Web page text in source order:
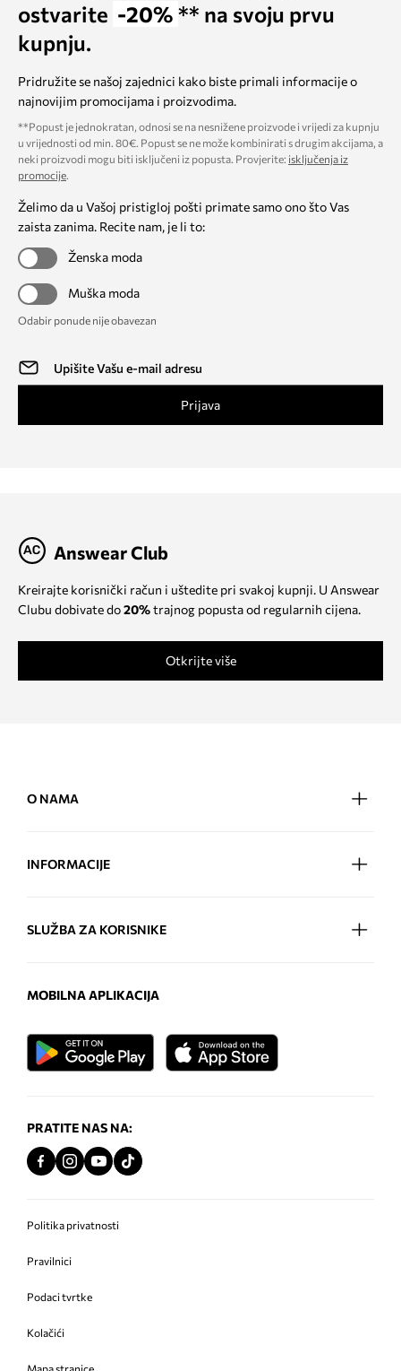
ostvarite -20% ** na svoju prvu
kupnju.
Pridružite se našoj zajednici kako biste primali informacije o
najnovijim promocijama i proizvodima.
**Popust je jednokratan, odnosi se na nesnižene proizvode i vrijedi za kupnju
u vrijednosti od min. 80€. Popust se ne može kombinirati s drugim akcijama, a
neki proizvodi mogu biti isključeni iz popusta. Provjerite: isključenja iz
promocije.
Želimo da u Vašoj pristigloj pošti primate samo ono što Vas
zaista zanima. Recite nam, je li to:
Ženska moda
Muška moda
Odabir ponude nije obavezan
Prijava
Answear Club
Kreirajte korisnički račun i uštedite pri svakoj kupnji. U Answear
Clubu dobivate do20%trajnog popusta od regularnih cijena.
Otkrijte više
O NAMA
INFORMACIJE
SLUŽBA ZA KORISNIKE
MOBILNA APLIKACIJA
PRATITE NAS NA:
Politika privatnosti
Pravilnici
Podaci tvrtke
Kolačići
Mapa stranice